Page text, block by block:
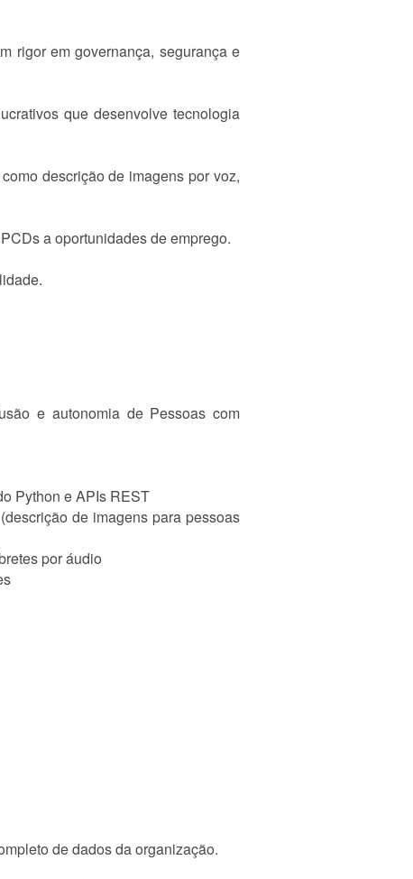
rigor em governança, segurança e
que desenvolve tecnologia
descrição de imagens por voz,
a oportunidades de emprego.
e autonomia de Pessoas com
Python e APIs REST
de imagens para pessoas
por áudio
de dados da organização.